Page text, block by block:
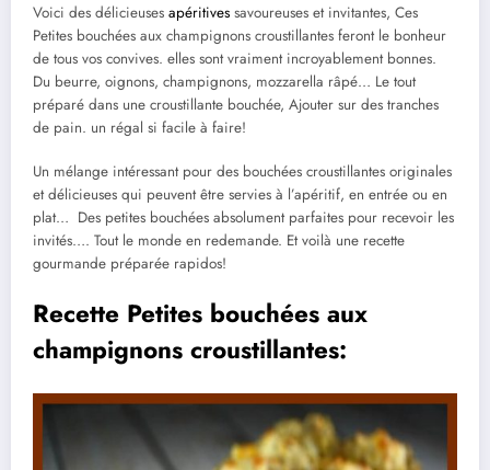
Voici des délicieuses apéritives savoureuses et invitantes, Ces
Petites bouchées aux champignons croustillantes feront le bonheur
de tous vos convives. elles sont vraiment incroyablement bonnes.
Du beurre, oignons, champignons, mozzarella râpé… Le tout
préparé dans une croustillante bouchée, Ajouter sur des tranches
de pain. un régal si facile à faire!
Un mélange intéressant pour des bouchées croustillantes originales
et délicieuses qui peuvent être servies à l’apéritif, en entrée ou en
plat… Des petites bouchées absolument parfaites pour recevoir les
invités…. Tout le monde en redemande. Et voilà une recette
gourmande préparée rapidos!
Recette Petites bouchées aux
champignons croustillantes: